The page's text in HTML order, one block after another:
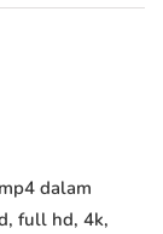
dalam
full hd, 4k,